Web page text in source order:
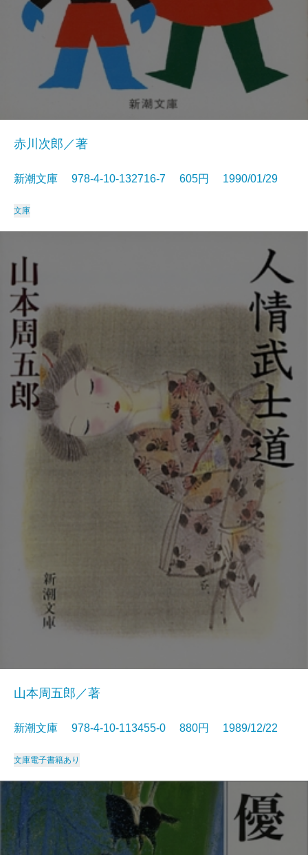
赤川次郎／著
新潮文庫 978-4-10-132716-7 605円 1990/01/29
文庫
山本周五郎／著
新潮文庫 978-4-10-113455-0 880円 1989/12/22
文庫電子書籍あり